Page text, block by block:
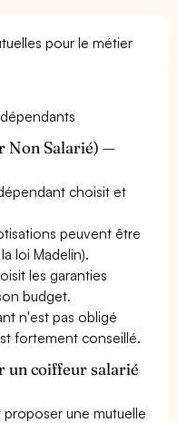
pour le métier
Non Salarié) —
choisit et
peuvent être
loi Madelin).
les garanties
budget.
n'est pas obligé
fortement conseillé.
un coiffeur salarié
proposer une mutuelle